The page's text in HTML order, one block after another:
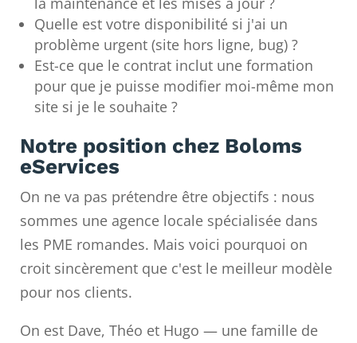
Quelle est votre disponibilité si j'ai un
problème urgent (site hors ligne, bug) ?
Est-ce que le contrat inclut une formation
pour que je puisse modifier moi-même mon
site si je le souhaite ?
Notre position chez Boloms
eServices
On ne va pas prétendre être objectifs : nous
sommes une agence locale spécialisée dans
les PME romandes. Mais voici pourquoi on
croit sincèrement que c'est le meilleur modèle
pour nos clients.
On est Dave, Théo et Hugo — une famille de